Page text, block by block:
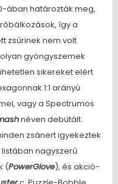
ában határozták meg,
így a
zsűrinek nem volt
gyöngyszemek
sikereket elért
1:1 arányú
vagy a Spectrumos
néven debütált
zsánert igyekeztek
nagyszerű
(PowerGlove), és akció-